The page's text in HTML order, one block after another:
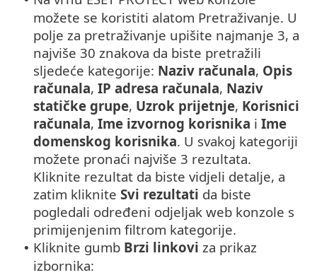
možete se koristiti alatom Pretraživanje. U
polje za pretraživanje upišite najmanje 3, a
najviše 30 znakova da biste pretražili
sljedeće kategorije: Naziv računala, Opis
računala, IP adresa računala, Naziv
statičke grupe, Uzrok prijetnje, Korisnici
računala, Ime izvornog korisnika i Ime
domenskog korisnika. U svakoj kategoriji
možete pronaći najviše 3 rezultata.
Kliknite rezultat da biste vidjeli detalje, a
zatim kliknite Svi rezultati da biste
pogledali određeni odjeljak web konzole s
primijenjenim filtrom kategorije.
• Kliknite gumb Brzi linkovi za prikaz
izbornika: